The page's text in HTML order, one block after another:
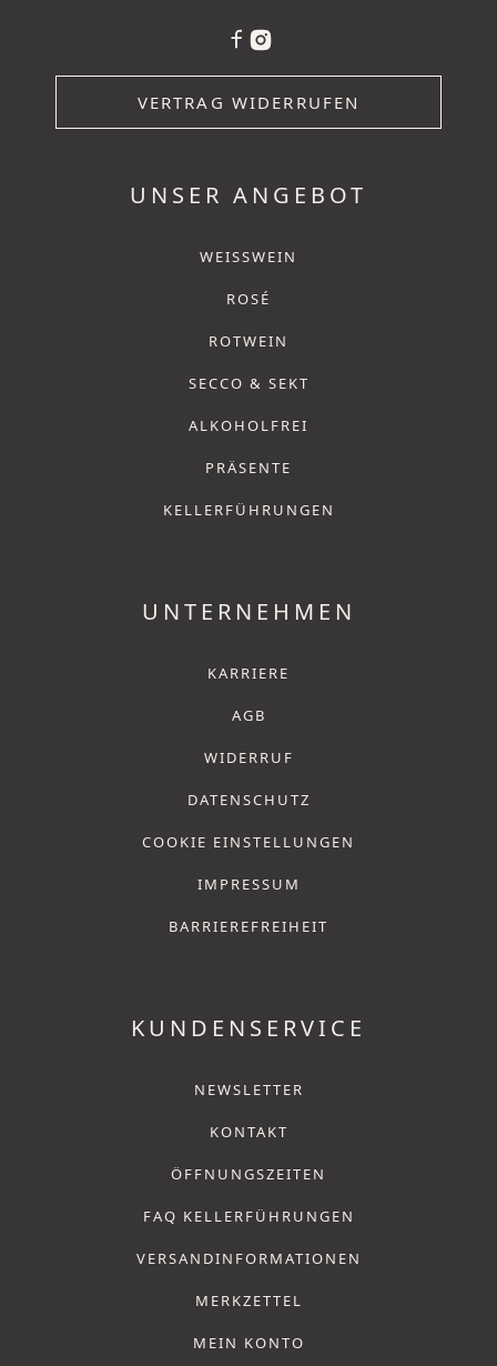
VERTRAG WIDERRUFEN
UNSER ANGEBOT
WEISSWEIN
ROSÉ
ROTWEIN
SECCO & SEKT
ALKOHOLFREI
PRÄSENTE
KELLERFÜHRUNGEN
UNTERNEHMEN
KARRIERE
AGB
WIDERRUF
DATENSCHUTZ
COOKIE EINSTELLUNGEN
IMPRESSUM
BARRIEREFREIHEIT
KUNDENSERVICE
NEWSLETTER
KONTAKT
ÖFFNUNGSZEITEN
FAQ KELLERFÜHRUNGEN
VERSANDINFORMATIONEN
MERKZETTEL
MEIN KONTO